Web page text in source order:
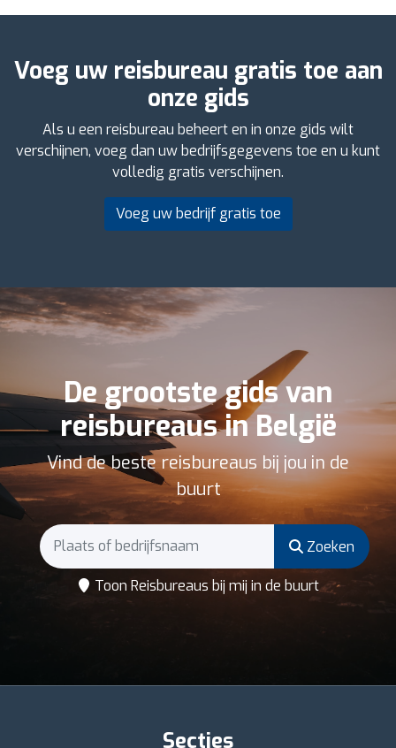
Voeg uw reisbureau gratis toe aan
onze gids
Als u een reisbureau beheert en in onze gids wilt
verschijnen, voeg dan uw bedrijfsgegevens toe en u kunt
volledig gratis verschijnen.
Voeg uw bedrijf gratis toe
De grootste gids van
reisbureaus in België
Vind de beste reisbureaus bij jou in de
buurt
Zoeken
Toon Reisbureaus bij mij in de buurt
Secties